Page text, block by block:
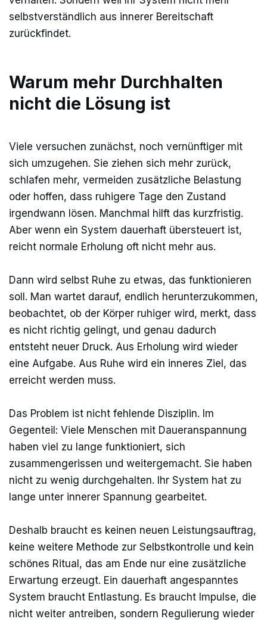
selbstverständlich aus innerer Bereitschaft
zurückfindet.
Warum mehr Durchhalten
nicht die Lösung ist
Viele versuchen zunächst, noch vernünftiger mit
sich umzugehen. Sie ziehen sich mehr zurück,
schlafen mehr, vermeiden zusätzliche Belastung
oder hoffen, dass ruhigere Tage den Zustand
irgendwann lösen. Manchmal hilft das kurzfristig.
Aber wenn ein System dauerhaft übersteuert ist,
reicht normale Erholung oft nicht mehr aus.
Dann wird selbst Ruhe zu etwas, das funktionieren
soll. Man wartet darauf, endlich herunterzukommen,
beobachtet, ob der Körper ruhiger wird, merkt, dass
es nicht richtig gelingt, und genau dadurch
entsteht neuer Druck. Aus Erholung wird wieder
eine Aufgabe. Aus Ruhe wird ein inneres Ziel, das
erreicht werden muss.
Das Problem ist nicht fehlende Disziplin. Im
Gegenteil: Viele Menschen mit Daueranspannung
haben viel zu lange funktioniert, sich
zusammengerissen und weitergemacht. Sie haben
nicht zu wenig durchgehalten. Ihr System hat zu
lange unter innerer Spannung gearbeitet.
Deshalb braucht es keinen neuen Leistungsauftrag,
keine weitere Methode zur Selbstkontrolle und kein
schönes Ritual, das am Ende nur eine zusätzliche
Erwartung erzeugt. Ein dauerhaft angespanntes
System braucht Entlastung. Es braucht Impulse, die
nicht weiter antreiben, sondern Regulierung wieder